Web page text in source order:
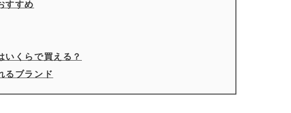
すすめ
いくらで買える？
るブランド